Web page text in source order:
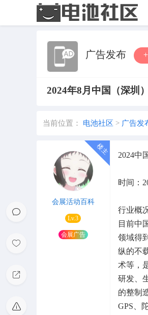
广告发布
2024年8月中国（深圳
当前位置： 电池社区 > 广告发
会展活动百科
Lv.3
会展广告
2024
时间：
行业概
目前中
领域得
纵的不
术等，
研发、
的整制
GPS、